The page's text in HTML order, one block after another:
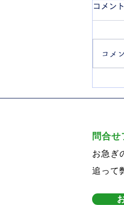
不
コメント
コメ
問合せ
お急ぎ
追って